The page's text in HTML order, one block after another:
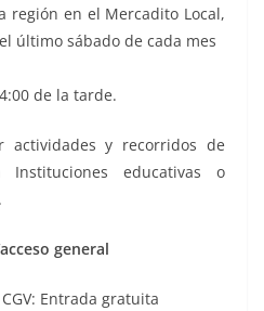
región en el Mercadito Local,
último sábado de cada mes
de la tarde.
actividades y recorridos de
educativas o
general
Entrada gratuita